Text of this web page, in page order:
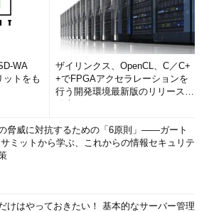
WA
ットをも
ザイリンクス、OpenCL、C／C+
+でFPGAアクセラレーションを
行う開発環境最新版のリリースを
脅威に対抗するための「6原則」――ガート
ミットから学ぶ、これからの情報セキュリテ
けはやっておきたい！ 基本的なサーバー管理